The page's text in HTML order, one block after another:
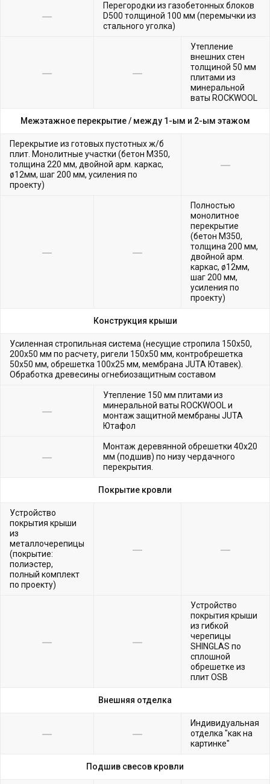
Перегородки из газобетонных блоков
D500 толщиной 100 мм (перемычки из
стального уголка)
Утепление
внешних стен
толщиной 50 мм
плитами из
минеральной
ваты ROCKWOOL
Межэтажное перекрытие / между 1-ым и 2-ым этажом
Перекрытие из готовых пустотных ж/б
плит. Монолитные участки (бетон М350,
толщина 220 мм, двойной арм. каркас,
ø12мм, шаг 200 мм, усиления по
проекту)
Полностью
монолитное
перекрытие
(бетон М350,
толщина 200 мм,
двойной арм.
каркас, ø12мм,
шаг 200 мм,
усиления по
проекту)
Конструкция крыши
Усиленная стропильная система (несущие стропила 150х50,
200х50 мм по расчету, ригели 150х50 мм, контробрешетка
50х50 мм, обрешетка 100х25 мм, мембрана JUTA Ютавек).
Обработка древесины огнебиозащитным составом
Утепление 150 мм плитами из
минеральной ваты ROCKWOOL и
монтаж защитной мембраны JUTA
Ютафол
Монтаж деревянной обрешетки 40х20
мм (подшив) по низу чердачного
перекрытия.
Покрытие кровли
Устройство
покрытия крыши
из
металлочерепицы
(покрытие:
полиэстер,
полный комплект
по проекту)
Устройство
покрытия крыши
из гибкой
черепицы
SHINGLAS по
сплошной
обрешетке из
плит OSB
Внешняя отделка
Индивидуальная
отделка "как на
картинке"
Подшив свесов кровли